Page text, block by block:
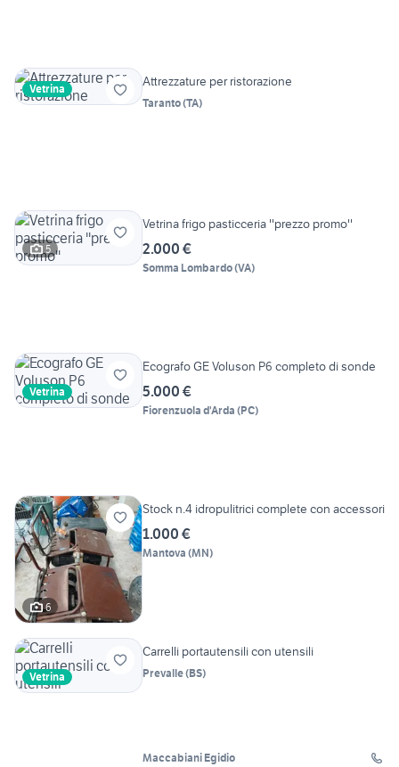
Vetrina Attrezzature per ristorazione
Taranto(TA)
5
Vetrina frigo pasticceria ''prezzo promo''
2.000 €
Somma Lombardo(VA)
Vetrina
Ecografo GE Voluson P6 completo di sonde
5.000 €
Fiorenzuola d'Arda (PC)
6
Stock n.4 idropulitrici complete con accessori
1.000 €
Mantova (MN)
Vetrina
Carrelli portautensili con utensili
Prevalle(BS)
Maccabiani Egidio